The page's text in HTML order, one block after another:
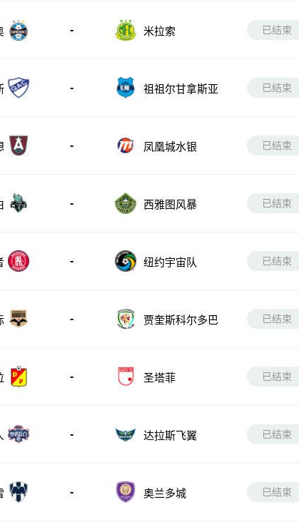
- 米拉索 已结束
- 祖祖尔甘拿斯亚 已结束
- 凤凰城水银 已结束
- 西雅图风暴 已结束
- 纽约宇宙队 已结束
- 贾奎斯科尔多巴 已结束
- 圣塔菲 已结束
- 达拉斯飞翼 已结束
- 奥兰多城 已结束